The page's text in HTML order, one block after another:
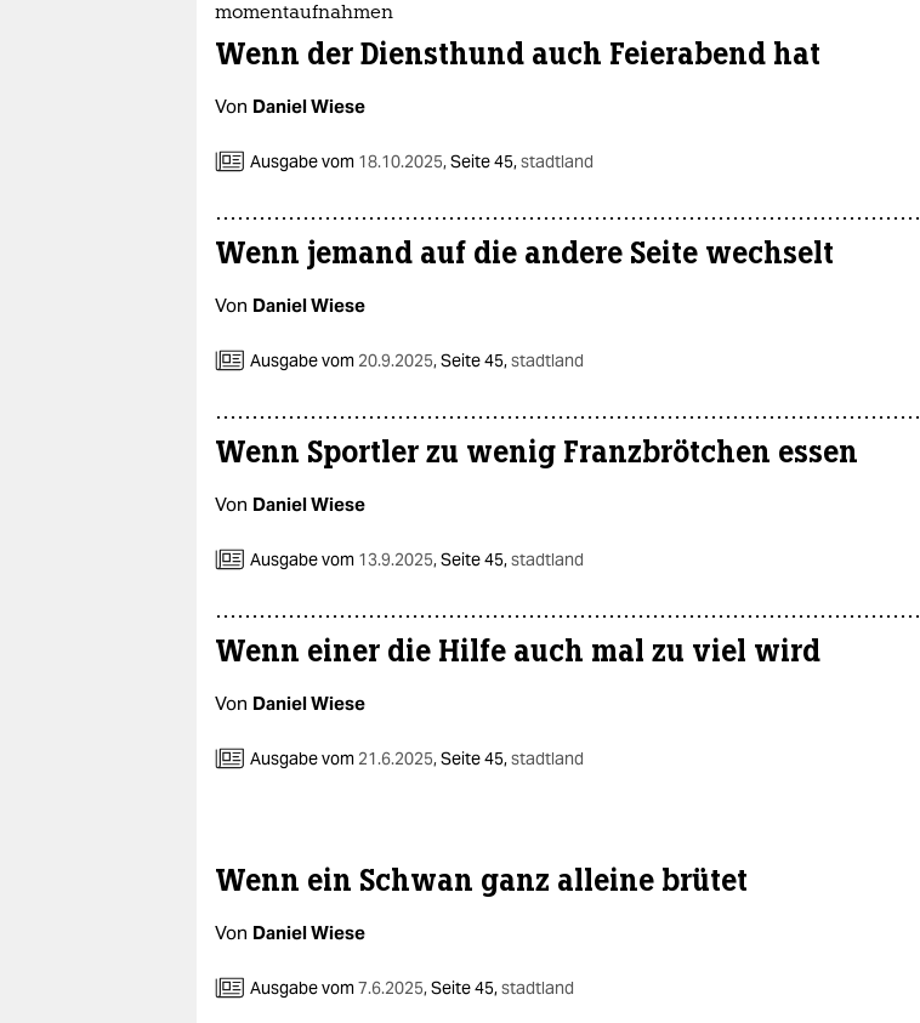
momentaufnahmen
Wenn der Diensthund auch Feierabend hat
Von Daniel Wiese
Ausgabe vom 18.10.2025,Seite 45,stadtland
Wenn jemand auf die andere Seite wechselt
Von Daniel Wiese
Ausgabe vom 20.9.2025,Seite 45,stadtland
Wenn Sportler zu wenig Franzbrötchen essen
Von Daniel Wiese
Ausgabe vom 13.9.2025,Seite 45,stadtland
Wenn einer die Hilfe auch mal zu viel wird
Von Daniel Wiese
Ausgabe vom 21.6.2025,Seite 45,stadtland
Wenn ein Schwan ganz alleine brütet
Von Daniel Wiese
Ausgabe vom7.6.2025,Seite 45,stadtland